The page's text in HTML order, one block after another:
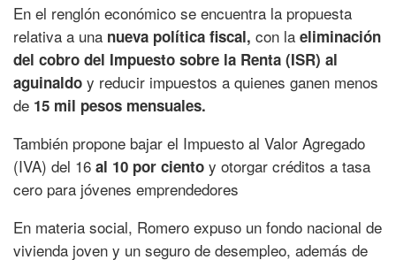
En el renglón económico se encuentra la propuesta
relativa a una nueva política fiscal, con la eliminación
del cobro del Impuesto sobre la Renta (ISR) al
aguinaldo y reducir impuestos a quienes ganen menos
de 15 mil pesos mensuales.
También propone bajar el Impuesto al Valor Agregado
(IVA) del 16 al 10 por ciento y otorgar créditos a tasa
cero para jóvenes emprendedores
En materia social, Romero expuso un fondo nacional de
vivienda joven y un seguro de desempleo, además de